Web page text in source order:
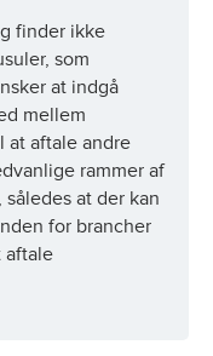
finder ikke
som
at indgå
mellem
at aftale andre
rammer af
at der kan
for brancher
aftale